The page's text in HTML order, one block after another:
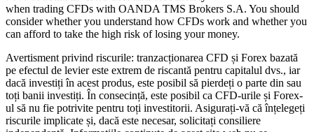
when trading CFDs with OANDA TMS Brokers S.A. You should
consider whether you understand how CFDs work and whether you
can afford to take the high risk of losing your money.
Avertisment privind riscurile: tranzacționarea CFD și Forex bazată
pe efectul de levier este extrem de riscantă pentru capitalul dvs., iar
dacă investiți în acest produs, este posibil să pierdeți o parte din sau
toți banii investiți. În consecință, este posibil ca CFD-urile și Forex-
ul să nu fie potrivite pentru toți investitorii. Asigurați-vă că înțelegeți
riscurile implicate și, dacă este necesar, solicitați consiliere